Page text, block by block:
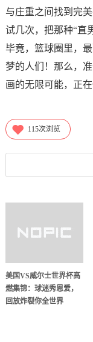
与庄重之间找到完
试几次，把那种“直
毕竟，篮球圈里，
梦的人们！那么，
画的无限可能，正
115次浏览
美国VS威尔士世界杯高
燃集锦：球迷秀恩爱，
回放炸裂你全世界